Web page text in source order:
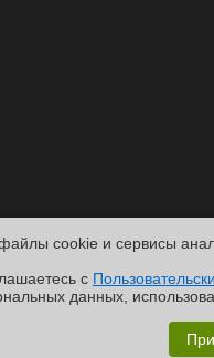
MSI
cookie и сервисы
с
данных,